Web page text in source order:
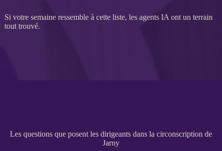
Si votre semaine ressemble à cette liste, les agents IA ont un terrain
tout trouvé.
Les questions que posent les dirigeants dans la circonscription de
Jarny